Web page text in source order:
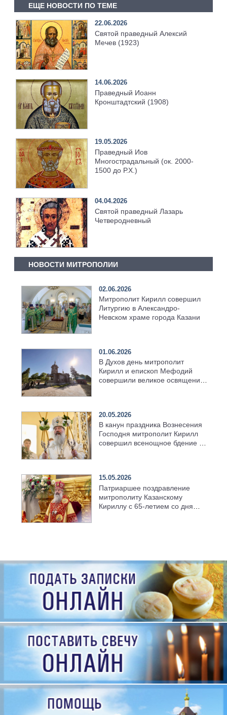
ЕЩЕ НОВОСТИ ПО ТЕМЕ
22.06.2026
Святой праведный Алексий
Мечев (1923)
14.06.2026
Праведный Иоанн
Кронштадтский (1908)
19.05.2026
Праведный Иов
Многострадальный (ок. 2000-
1500 до Р.Х.)
04.04.2026
Святой праведный Лазарь
Четверодневный
НОВОСТИ МИТРОПОЛИИ
02.06.2026
Митрополит Кирилл совершил
Литургию в Александро-
Невском храме города Казани
01.06.2026
В Духов день митрополит
Кирилл и епископ Мефодий
совершили великое освящение
20.05.2026
В канун праздника Вознесения
Господня митрополит Кирилл
совершил всенощное бдение в
15.05.2026
Патриаршее поздравление
митрополиту Казанскому
Кириллу с 65-летием со дня